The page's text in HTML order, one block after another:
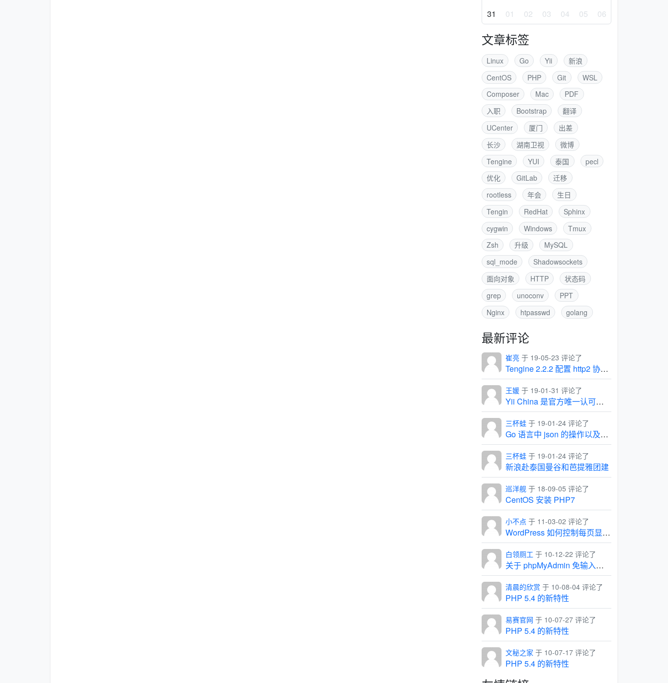
31
01 02 03 04 05 06
文章标签
Linux Go Yii
新浪
CentOS
PHP Git
WSL
Composer
Mac
PDF
入职
Bootstrap
翻译
UCenter
厦门
出差
长沙
湖南卫视
微博
Tengine
YUI 泰国
pecl
优化
GitLab
迁移
rootless
年会
生日
Tengin
RedHat
Sphinx
cygwin
Windows
Tmux
Zsh
升级
MySQL
sql_mode
Shadowsockets
面向对象
HTTP
状态码
grep
unoconv
PPT
Nginx
htpasswd golang
最新评论
崔亮 于 19-05-23 评论了
Tengine 2.2.2 配置 http2 协议出现的坑
王媛 于 19-01-31 评论了
Yii China 是官方唯一认可的中文社区
三杯蛙 于 19-01-24 评论了
Go 语言中 json 的操作以及常见问题
三杯蛙 于 19-01-24 评论了
新浪赴泰国曼谷和芭提雅团建
巡洋舰 于 18-09-05 评论了
CentOS 安装 PHP7
小不点 于 11-03-02 评论了
WordPress 如何控制每页显示的条数
白领厕工 于 10-12-22 评论了
关于 phpMyAdmin 免输入用户名和密码，直接进入管理界面
清晨的欣赏 于 10-08-04 评论了
PHP 5.4 的新特性
易赛官网 于 10-07-27 评论了
PHP 5.4 的新特性
文秘之家 于 10-07-17 评论了
PHP 5.4 的新特性